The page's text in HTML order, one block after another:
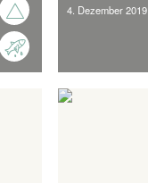
4. Dezember 2019